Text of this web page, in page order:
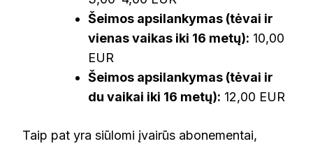
Šeimos apsilankymas (tėvai ir
vienas vaikas iki 16 metų): 10,00
EUR
Šeimos apsilankymas (tėvai ir
du vaikai iki 16 metų): 12,00 EUR
Taip pat yra siūlomi įvairūs abonementai,